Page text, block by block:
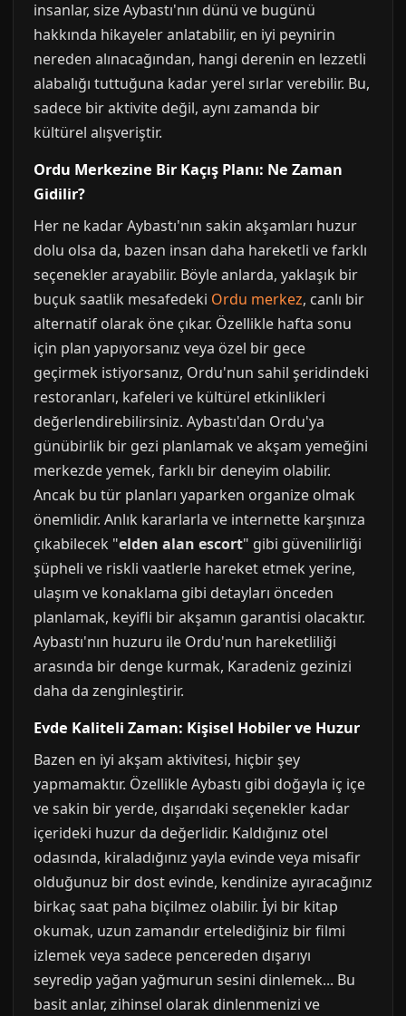
insanlar, size Aybastı'nın dünü ve bugünü
hakkında hikayeler anlatabilir, en iyi peynirin
nereden alınacağından, hangi derenin en lezzetli
alabalığı tuttuğuna kadar yerel sırlar verebilir. Bu,
sadece bir aktivite değil, aynı zamanda bir
kültürel alışveriştir.
Ordu Merkezine Bir Kaçış Planı: Ne Zaman
Gidilir?
Her ne kadar Aybastı'nın sakin akşamları huzur
dolu olsa da, bazen insan daha hareketli ve farklı
seçenekler arayabilir. Böyle anlarda, yaklaşık bir
buçuk saatlik mesafedeki Ordu merkez, canlı bir
alternatif olarak öne çıkar. Özellikle hafta sonu
için plan yapıyorsanız veya özel bir gece
geçirmek istiyorsanız, Ordu'nun sahil şeridindeki
restoranları, kafeleri ve kültürel etkinlikleri
değerlendirebilirsiniz. Aybastı'dan Ordu'ya
günübirlik bir gezi planlamak ve akşam yemeğini
merkezde yemek, farklı bir deneyim olabilir.
Ancak bu tür planları yaparken organize olmak
önemlidir. Anlık kararlarla ve internette karşınıza
çıkabilecek "elden alan escort" gibi güvenilirliği
şüpheli ve riskli vaatlerle hareket etmek yerine,
ulaşım ve konaklama gibi detayları önceden
planlamak, keyifli bir akşamın garantisi olacaktır.
Aybastı'nın huzuru ile Ordu'nun hareketliliği
arasında bir denge kurmak, Karadeniz gezinizi
daha da zenginleştirir.
Evde Kaliteli Zaman: Kişisel Hobiler ve Huzur
Bazen en iyi akşam aktivitesi, hiçbir şey
yapmamaktır. Özellikle Aybastı gibi doğayla iç içe
ve sakin bir yerde, dışarıdaki seçenekler kadar
içerideki huzur da değerlidir. Kaldığınız otel
odasında, kiraladığınız yayla evinde veya misafir
olduğunuz bir dost evinde, kendinize ayıracağınız
birkaç saat paha biçilmez olabilir. İyi bir kitap
okumak, uzun zamandır ertelediğiniz bir filmi
izlemek veya sadece pencereden dışarıyı
seyredip yağan yağmurun sesini dinlemek... Bu
basit anlar, zihinsel olarak dinlenmenizi ve